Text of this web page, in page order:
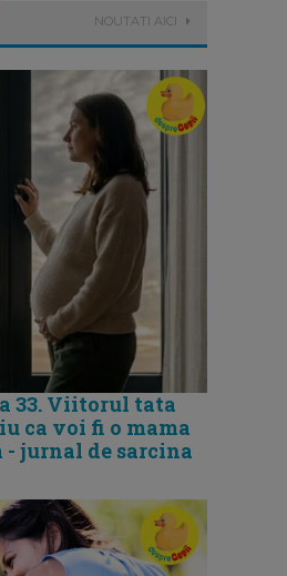
NOUTATI AICI
33. Viitorul tata
ca voi fi o mama
jurnal de sarcina